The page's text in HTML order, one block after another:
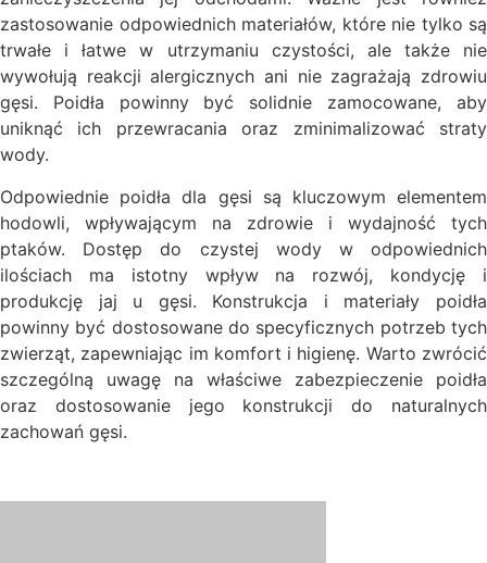
zastosowanie odpowiednich materiałów, które nie tylko są
trwałe i łatwe w utrzymaniu czystości, ale także nie
wywołują reakcji alergicznych ani nie zagrażają zdrowiu
gęsi. Poidła powinny być solidnie zamocowane, aby
uniknąć ich przewracania oraz zminimalizować straty
wody.
Odpowiednie poidła dla gęsi są kluczowym elementem
hodowli, wpływającym na zdrowie i wydajność tych
ptaków. Dostęp do czystej wody w odpowiednich
ilościach ma istotny wpływ na rozwój, kondycję i
produkcję jaj u gęsi. Konstrukcja i materiały poidła
powinny być dostosowane do specyficznych potrzeb tych
zwierząt, zapewniając im komfort i higienę. Warto zwrócić
szczególną uwagę na właściwe zabezpieczenie poidła
oraz dostosowanie jego konstrukcji do naturalnych
zachowań gęsi.